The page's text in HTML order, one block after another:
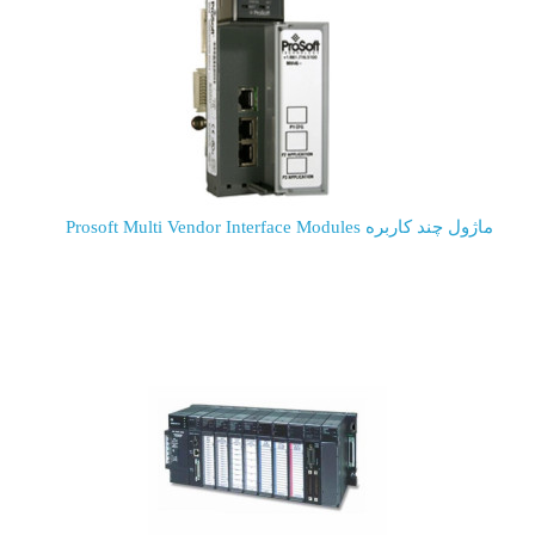
ماژول چند کاربره Prosoft Multi Vendor Interface Modules